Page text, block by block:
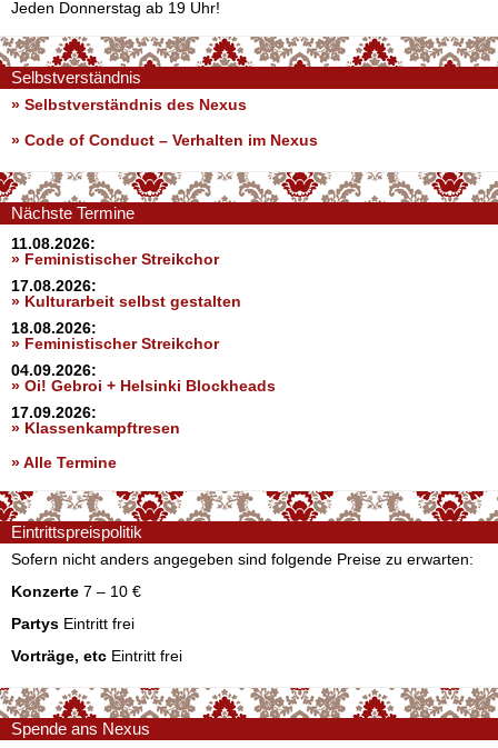
Jeden Donnerstag ab 19 Uhr!
Selbstverständnis
» Selbstverständnis des Nexus
» Code of Conduct – Verhalten im Nexus
Nächste Termine
11.08.2026:
» Feministischer Streikchor
17.08.2026:
» Kulturarbeit selbst gestalten
18.08.2026:
» Feministischer Streikchor
04.09.2026:
» Oi! Gebroi + Helsinki Blockheads
17.09.2026:
» Klassenkampftresen
» Alle Termine
Eintrittspreispolitik
Sofern nicht anders angegeben sind folgende Preise zu erwarten:
Konzerte 7 – 10 €
Partys Eintritt frei
Vorträge, etc Eintritt frei
Spende ans Nexus